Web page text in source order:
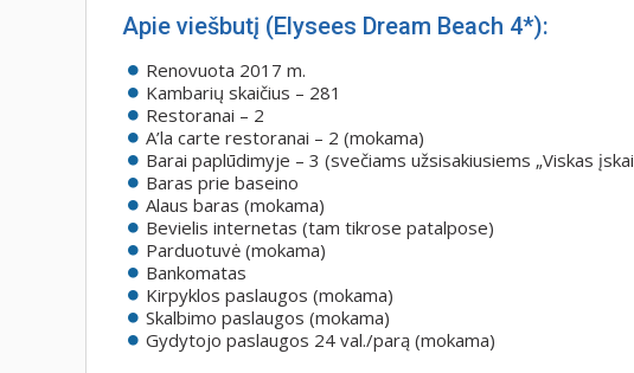
Apie viešbutį (Elysees Dream Beach 4*):
Renovuota 2017 m.
Kambarių skaičius – 281
Restoranai – 2
A’la carte restoranai – 2 (mokama)
Barai paplūdimyje – 3 (svečiams užsisakiusiems „Viskas
Baras prie baseino
Alaus baras (mokama)
Bevielis internetas (tam tikrose patalpose)
Parduotuvė (mokama)
Bankomatas
Kirpyklos paslaugos (mokama)
Skalbimo paslaugos (mokama)
Gydytojo paslaugos 24 val./parą (mokama)